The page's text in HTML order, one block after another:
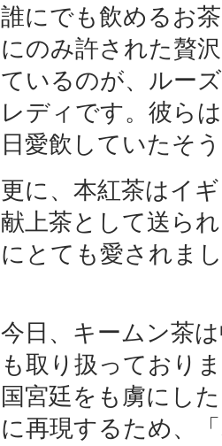
誰にでも飲めるお
にのみ許された贅
ているのが、ルー
レディです。彼ら
日愛飲していたそ
更に、本紅茶はイ
献上茶として送ら
にとても愛されま
今日、キームン茶
も取り扱っており
国宮廷をも虜にし
に再現するため、